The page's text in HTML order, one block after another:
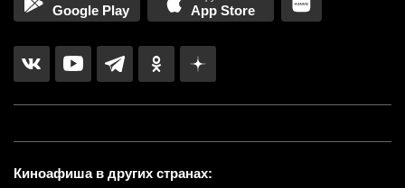
Google Play App Store
Киноафиша в других странах: